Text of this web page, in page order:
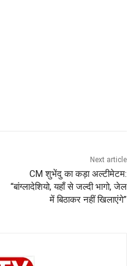
Next article
CM शुभेंदु का कड़ा अल्टीमेटम:
“बांग्लादेशियो, यहाँ से जल्दी भागो, जेल
में बिठाकर नहीं खिलाएंगे”